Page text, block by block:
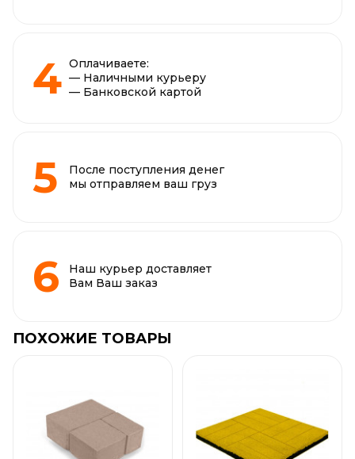
Оплачиваете:
— Наличными курьеру
— Банковской картой
После поступления денег
мы отправляем ваш груз
Наш курьер доставляет
Вам Ваш заказ
ПОХОЖИЕ ТОВАРЫ